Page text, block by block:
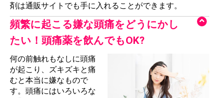
剤は通販サイトでも手に入れることができます。
頻繁に起こる嫌な頭痛をどうにかし
たい！頭痛薬を飲んでもOK?
何の前触れもなしに頭痛
が起こり、ズキズキと痛
むと本当に嫌なもので
す。頭痛にはいろいろな